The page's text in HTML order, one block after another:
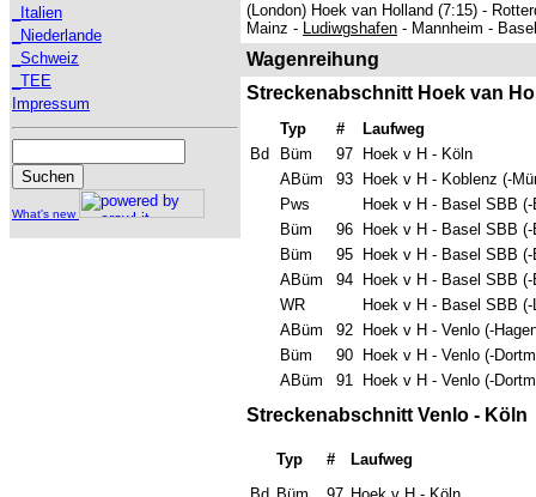
_Italien
_Niederlande
_Schweiz
_TEE
Impressum
What's new
(London) Hoek van Holland (7:15) -
Mainz - Ludiwgshafen - Mannheim -
Wagenreihung
Streckenabschnitt Hoek van
Typ #
Laufweg
Bd
Büm 97
Hoek v H - Köln
ABüm
93
Hoek v H - Koblenz (-
Pws
Hoek v H - Basel SBB
Büm
96
Hoek v H - Basel SBB
Büm
95
Hoek v H - Basel SBB
ABüm
94
Hoek v H - Basel SBB
WR
Hoek v H - Basel SBB (-
ABüm
92
Hoek v H - Venlo (-
Büm
90
Hoek v H - Venlo (-
ABüm
91 Hoek v H - Venlo (-
Streckenabschnitt Venlo - Köln
Typ #
Laufweg